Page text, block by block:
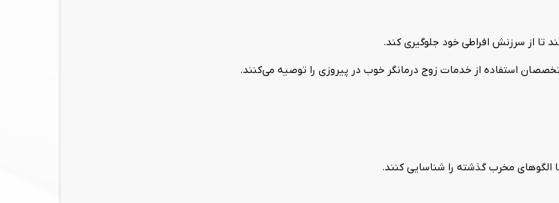
از سرزنش افراطی خود جلوگیری کند.
استفاده از خدمات زوج درمانگر خوب در پیروزی را توصیه می‌کنند.
الگوهای مخرب گذشته را شناسایی کنند.